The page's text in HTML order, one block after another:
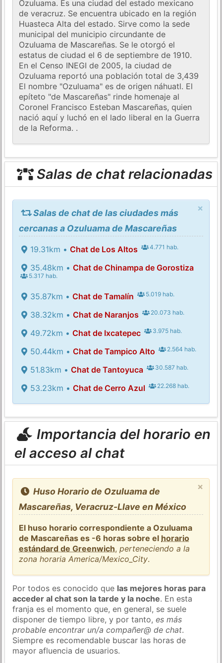
Ozuluama. Es una ciudad del estado mexicano
de veracruz. Se encuentra ubicado en la región
Huasteca Alta del estado. Sirve como la sede
municipal del municipio circundante de
Ozuluama de Mascareñas. Se le otorgó el
estatus de ciudad el 6 de septiembre de 1910.
En el Censo INEGI de 2005, la ciudad de
Ozuluama reportó una población total de 3,439
El nombre "Ozuluama" es de origen náhuatl. El
epíteto "de Mascareñas" rinde homenaje al
Coronel Francisco Esteban Mascareñas, quien
nació aquí y luchó en el lado liberal en la Guerra
de la Reforma. .
Salas de chat relacionadas
×
Salas de chat de las ciudades más
cercanas a Ozuluama de Mascareñas
19.31km • Chat de Los Altos 4.771 hab.
35.48km • Chat de Chinampa de Gorostiza
5.317 hab.
35.87km • Chat de Tamalín 5.019 hab.
38.32km • Chat de Naranjos 20.073 hab.
49.72km • Chat de Ixcatepec 3.975 hab.
50.44km • Chat de Tampico Alto 2.564 hab.
51.83km • Chat de Tantoyuca 30.587 hab.
53.23km • Chat de Cerro Azul 22.268 hab.
Importancia del horario en
el acceso al chat
×
Huso Horario de Ozuluama de
Mascareñas, Veracruz-Llave en México
El huso horario correspondiente a Ozuluama
de Mascareñas es -6 horas sobre el horario
estándard de Greenwich,perteneciendo a la
zona horaria America/Mexico_City.
Por todos es conocido que las mejores horas para
acceder al chat son la tarde y la noche. En esta
franja es el momento que, en general, se suele
disponer de tiempo libre, y por tanto,es más
probable encontrar un/a compañer@ de chat.
Siempre es recomendable buscar las horas de
mayor afluencia de usuarios.